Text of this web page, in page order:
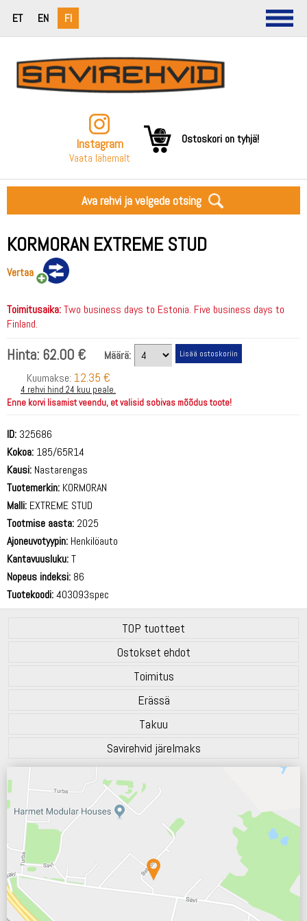
ET EN FI
Instagram
Vaata lähemalt
Ostoskori on tyhjä!
Ava rehvi ja velgede otsing
KORMORAN EXTREME STUD
Vertaa
Toimitusaika:Two business days to Estonia. Five business days to
Finland.
Hinta: 62.00 €
Määrä:
Kuumakse: 12.35 €
4 rehvi hind 24 kuu peale.
Enne korvi lisamist veendu, et valisid sobivas mõõdus toote!
ID: 325686
Kokoa: 185/65R14
Kausi: Nastarengas
Tuotemerkin: KORMORAN
Malli: EXTREME STUD
Tootmise aasta: 2025
Ajoneuvotyypin: Henkilöauto
Kantavuusluku:T
Nopeus indeksi: 86
Tuotekoodi:403093spec
TOP tuotteet
Ostokset ehdot
Toimitus
Erässä
Takuu
Savirehvid järelmaks